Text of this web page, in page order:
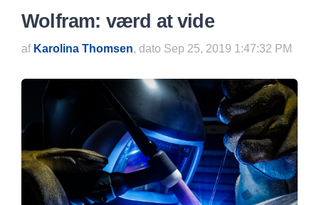
Wolfram: værd at vide
af Karolina Thomsen, dato Sep 25, 2019 1:47:32 PM